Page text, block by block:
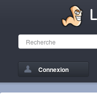
Connexion